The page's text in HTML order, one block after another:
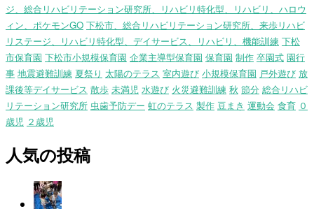
ジ、総合リハビリテーション研究所、リハビリ特化型、リハビリ、ハロウ
ィン、ポケモンGO 下松市、総合リハビリテーション研究所、来歩リハビ
リステージ、リハビリ特化型、デイサービス、リハビリ、機能訓練 下松
市保育園 下松市小規模保育園 企業主導型保育園 保育園 制作 卒園式 園行
事 地震避難訓練 夏祭り 太陽のテラス 室内遊び 小規模保育園 戸外遊び 放
課後等デイサービス 散歩 未満児 水遊び 火災避難訓練 秋 節分 総合リハビ
リテーション研究所 虫歯予防デー 虹のテラス 製作 豆まき 運動会 食育 ０
歳児 ２歳児
人気の投稿